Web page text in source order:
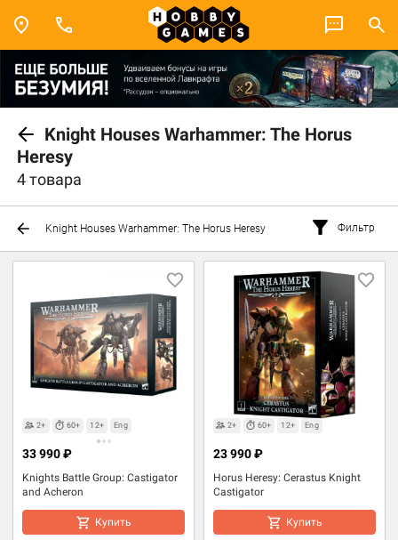
Knight Houses Warhammer: The Horus
Heresy
4 товара
Knight Houses Warhammer: The Horus Heresy Фильтр
2+ 60+ 12+ Eng
Knights Battle Group: Castigator
and Acheron
33 990 ₽
Купить
2+ 60+ 12+ Eng
Horus Heresy: Cerastus Knight
Castigator
23 990 ₽
Купить